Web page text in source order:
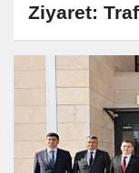
Ziyaret: